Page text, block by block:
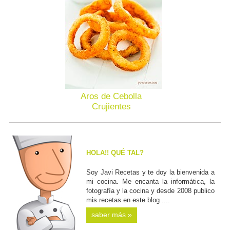
Aros de Cebolla
Crujientes
HOLA!! QUÉ TAL?
Soy Javi Recetas y te doy la bienvenida a
mi cocina. Me encanta la informática, la
fotografía y la cocina y desde 2008 publico
mis recetas en este blog ....
saber más »